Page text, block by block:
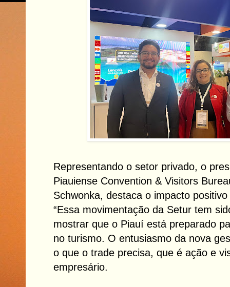
Representando o setor privado, o
Piauiense Convention & Visitors
Schwonka, destaca o impacto
“Essa movimentação da Setur tem
mostrar que o Piauí está preparado
no turismo. O entusiasmo da nova
o que o trade precisa, que é ação e
empresário.